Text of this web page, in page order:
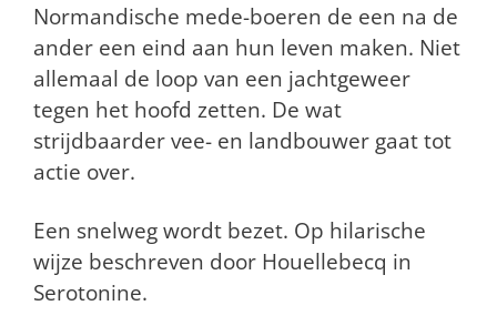
Normandische mede-boeren de een na de
ander een eind aan hun leven maken. Niet
allemaal de loop van een jachtgeweer
tegen het hoofd zetten. De wat
strijdbaarder vee- en landbouwer gaat tot
actie over.
Een snelweg wordt bezet. Op hilarische
wijze beschreven door Houellebecq in
Serotonine.